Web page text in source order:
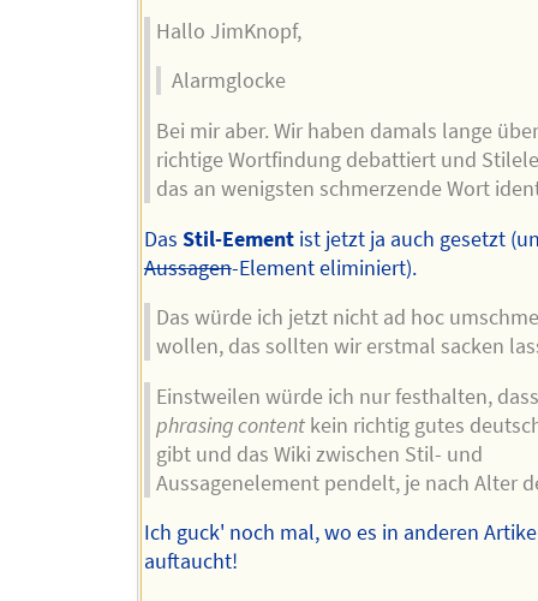
Hallo JimKnopf,
Alarmglocke
Bei mir aber. Wir haben damals lange
richtige Wortfindung debattiert und
das an wenigsten schmerzende Wort
Das Stil-Eementist jetzt ja auch gesetzt
Aussagen-Element eliminiert).
Das würde ich jetzt nicht ad hoc
wollen, das sollten wir erstmal sacken
Einstweilen würde ich nur festhalten,
phrasing contentkein richtig gutes
gibt und das Wiki zwischen Stil- und
Aussagenelement pendelt, je nach Alter
Ich guck' noch mal, wo es in anderen
auftaucht!